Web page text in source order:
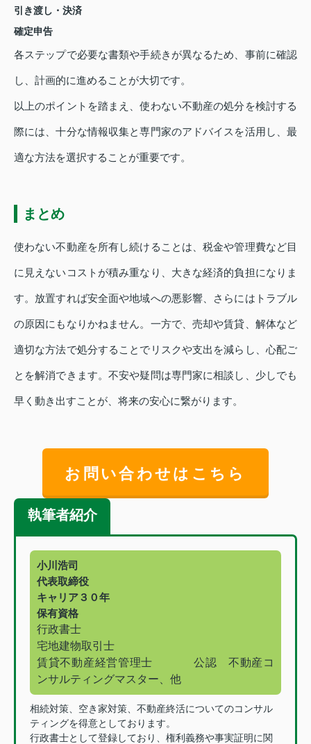
引き渡し・決済
確定申告
各ステップで必要な書類や手続きが異なるため、事前に確認
し、計画的に進めることが大切です。
以上のポイントを踏まえ、使わない不動産の処分を検討する
際には、十分な情報収集と専門家のアドバイスを活用し、最
適な方法を選択することが重要です。
まとめ
使わない不動産を所有し続けることは、税金や管理費など目
に見えないコストが積み重なり、大きな経済的負担になりま
す。放置すれば安全面や地域への悪影響、さらにはトラブル
の原因にもなりかねません。一方で、売却や賃貸、解体など
適切な方法で処分することでリスクや支出を減らし、心配ご
とを解消できます。不安や疑問は専門家に相談し、少しでも
早く動き出すことが、将来の安心に繋がります。
お問い合わせはこちら
執筆者紹介
小川浩司
代表取締役
キャリア３０年
保有資格
行政書士
宅地建物取引士
賃貸不動産経営管理士
公認 不動産コ
ンサルティングマスター、他
相続対策、空き家対策、不動産終活についてのコンサル
ティングを得意としております。
行政書士として登録しており、権利義務や事実証明に関